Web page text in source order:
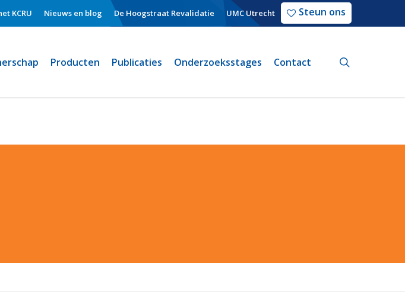
KCRU Nieuws en blog De Hoogstraat Revalidatie UMC Utrecht Steun ons
Producten Publicaties Onderzoeksstages Contact